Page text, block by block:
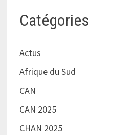
Catégories
Actus
Afrique du Sud
CAN
CAN 2025
CHAN 2025